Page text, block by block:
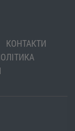
КОНТАКТИ